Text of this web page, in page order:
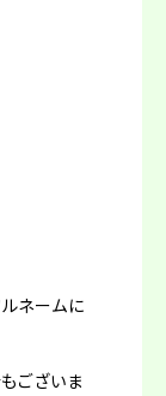
ネームに
ございま